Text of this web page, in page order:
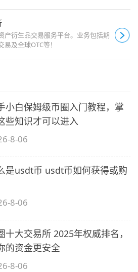
产衍生品交易服务平台。业务包括期
及全球OTC等！
小白保姆级币圈入门教程，掌
些知识才可以进入
8-06
是usdt币 usdt币如何获得或购
8-06
十大交易所 2025年权威排名，
的资金更安全
8-06